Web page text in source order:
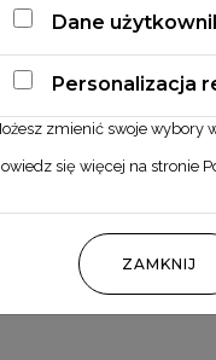
Dane
Personalizacja
zmienić swoje wybory
się więcej na stronie
ZAMKNIJ